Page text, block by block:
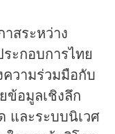
สระหว่าง
ะกอบการไทย
วามร่วมมือกับ
ข้อมูลเชิงลึก
และระบบนิเวศ